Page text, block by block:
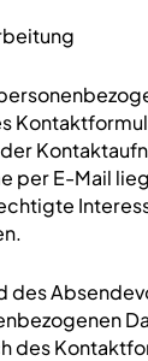
per E-Mail
des
des